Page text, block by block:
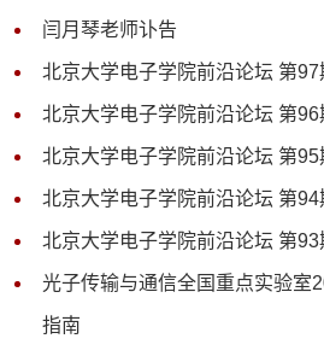
闫月琴老师讣告
北京大学电子学院前沿论坛 第97
北京大学电子学院前沿论坛 第96
北京大学电子学院前沿论坛 第95
北京大学电子学院前沿论坛 第94
北京大学电子学院前沿论坛 第93
光子传输与通信全国重点实验室
指南